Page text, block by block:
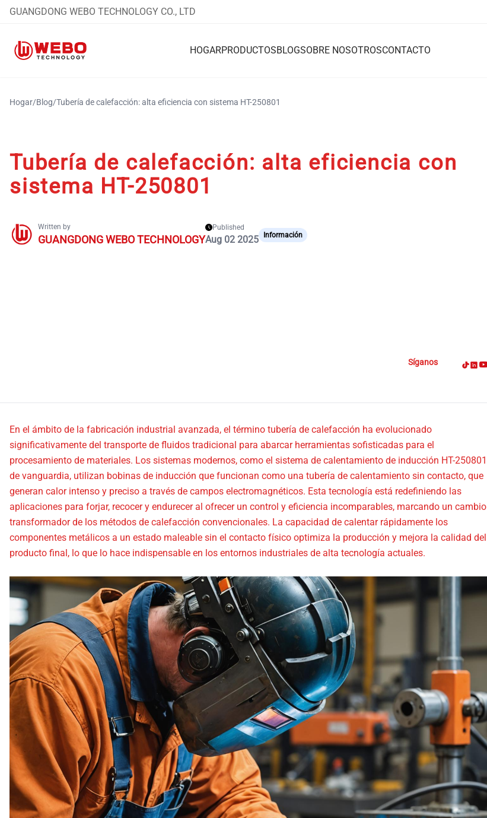
GUANGDONG WEBO TECHNOLOGY CO., LTD
HOGARPRODUCTOSBLOGSOBRE NOSOTROSCONTACTO
Hogar/Blog/Tubería de calefacción: alta eficiencia con sistema HT-250801
Tubería de calefacción: alta eficiencia con
sistema HT-250801
Written by
GUANGDONG WEBO TECHNOLOGY
Published
Aug 02 2025 Información
Síganos
En el ámbito de la fabricación industrial avanzada, el término tubería de calefacción ha evolucionado
significativamente del transporte de fluidos tradicional para abarcar herramientas sofisticadas para el
procesamiento de materiales. Los sistemas modernos, como el sistema de calentamiento de inducción HT-250801
de vanguardia, utilizan bobinas de inducción que funcionan como una tubería de calentamiento sin contacto, que
generan calor intenso y preciso a través de campos electromagnéticos. Esta tecnología está redefiniendo las
aplicaciones para forjar, recocer y endurecer al ofrecer un control y eficiencia incomparables, marcando un cambio
transformador de los métodos de calefacción convencionales. La capacidad de calentar rápidamente los
componentes metálicos a un estado maleable sin el contacto físico optimiza la producción y mejora la calidad del
producto final, lo que lo hace indispensable en los entornos industriales de alta tecnología actuales.